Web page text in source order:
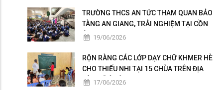
TRƯỜNG THCS AN TỨC THAM QUAN BẢO
TÀNG AN GIANG, TRẢI NGHIỆM TẠI CỒN
ÉN 19/06/2026
RỘN RÀNG CÁC LỚP DẠY CHỮ KHMER HÈ
CHO THIẾU NHI TẠI 15 CHÙA TRÊN ĐỊA
BÀN XÃ Ô LÂM
17/06/2026